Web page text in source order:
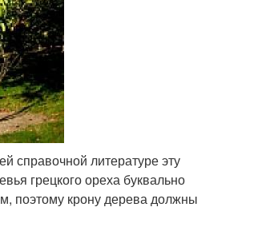
справочной литературе эту
грецкого ореха буквально
поэтому крону дерева должны